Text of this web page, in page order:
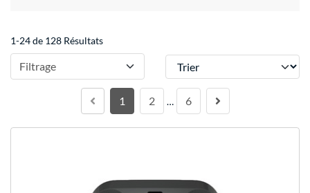
1-24 de 128 Résultats
Filtrage Trier
1 2 … 6